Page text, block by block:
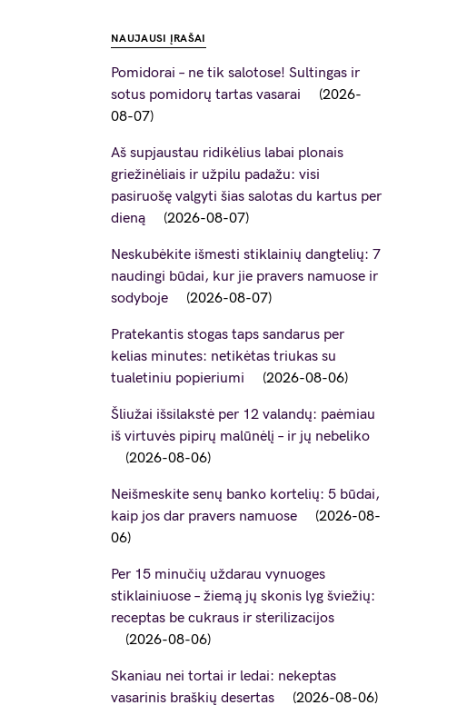
NAUJAUSI ĮRAŠAI
Pomidorai – ne tik salotose! Sultingas ir
sotus pomidorų tartas vasarai
2026-
08-07
Aš supjaustau ridikėlius labai plonais
griežinėliais ir užpilu padažu: visi
pasiruošę valgyti šias salotas du kartus per
dieną
2026-08-07
Neskubėkite išmesti stiklainių dangtelių: 7
naudingi būdai, kur jie pravers namuose ir
sodyboje
2026-08-07
Pratekantis stogas taps sandarus per
kelias minutes: netikėtas triukas su
tualetiniu popieriumi
2026-08-06
Šliužai išsilakstė per 12 valandų: paėmiau
iš virtuvės pipirų malūnėlį – ir jų nebeliko
2026-08-06
Neišmeskite senų banko kortelių: 5 būdai,
kaip jos dar pravers namuose
2026-08-
06
Per 15 minučių uždarau vynuoges
stiklainiuose – žiemą jų skonis lyg šviežių:
receptas be cukraus ir sterilizacijos
2026-08-06
Skaniau nei tortai ir ledai: nekeptas
vasarinis braškių desertas
2026-08-06